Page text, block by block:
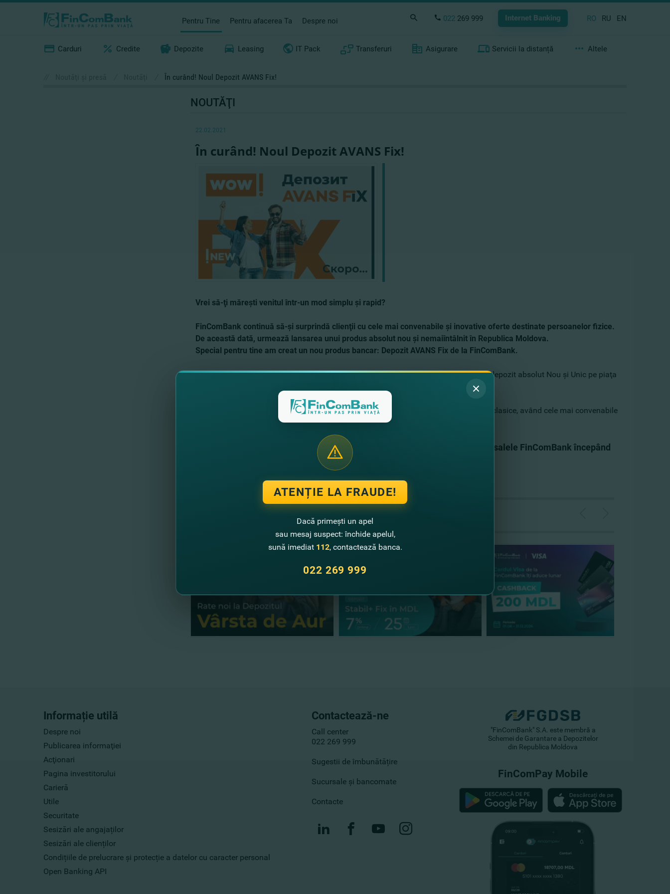
Pentru Tine Pentru afacerea Ta Despre noi 022 269 999 Internet Banking RO RU EN
Carduri Credite Depozite Leasing IT Pack Transferuri Asigurare Servicii la distanță Altele
În curând! Noul Depozit AVANS Fix!
NOUTĂŢI
22.02.2021
În curând! Noul Depozit AVANS Fix!
Vrei să-ţi măreşti venitul într-un mod simplu şi rapid?
FinComBank continuă să-şi surprindă clienţii cu cele mai convenabile şi inovative oferte destinate persoanelor fizice.
De această dată, urmează lansarea unui produs absolut nou şi nemaiîntâlnit în Republica Moldova.
Special pentru tine am creat un nou produs bancar: Depozit AVANS Fix de la FinComBank.
Notează-ţi în calendar data lansării acestui produs, 1 martie 2021, pentru că este un depozit absolut Nou şi Unic pe piaţa
Depozitul AVANS Fix de la FinComBankva sparge orice stereotipuri despre depozite clasice, având cele mai convenabile
condiţii şi instrumente absolut sigure de păstrare a economiilor tale.
Eşti în căutarea unui depozit ideal pentru tine? Atunci te aşteptăm în sucursalele FinComBank începând
Informație utilă
Despre noi
Publicarea informaţiei
Acţionari
Pagina investitorului
Carieră
Utile
Securitate
Sesizări ale angajaților
Sesizări ale clienților
Condițiile de prelucrare și protecție a datelor cu caracter personal
Open Banking API
Contactează-ne
Call center
022 269 999
Sugestii de îmbunătățire
Sucursale și bancomate
Contacte
"FinComBank" S.A. este membră a
Schemei de Garantare a Depozitelor
din Republica Moldova
FinComPay Mobile
ATENȚIE LA FRAUDE!
Dacă primești un apel
sau mesaj suspect: închide apelul,
sună imediat 112, contactează banca.
022 269 999